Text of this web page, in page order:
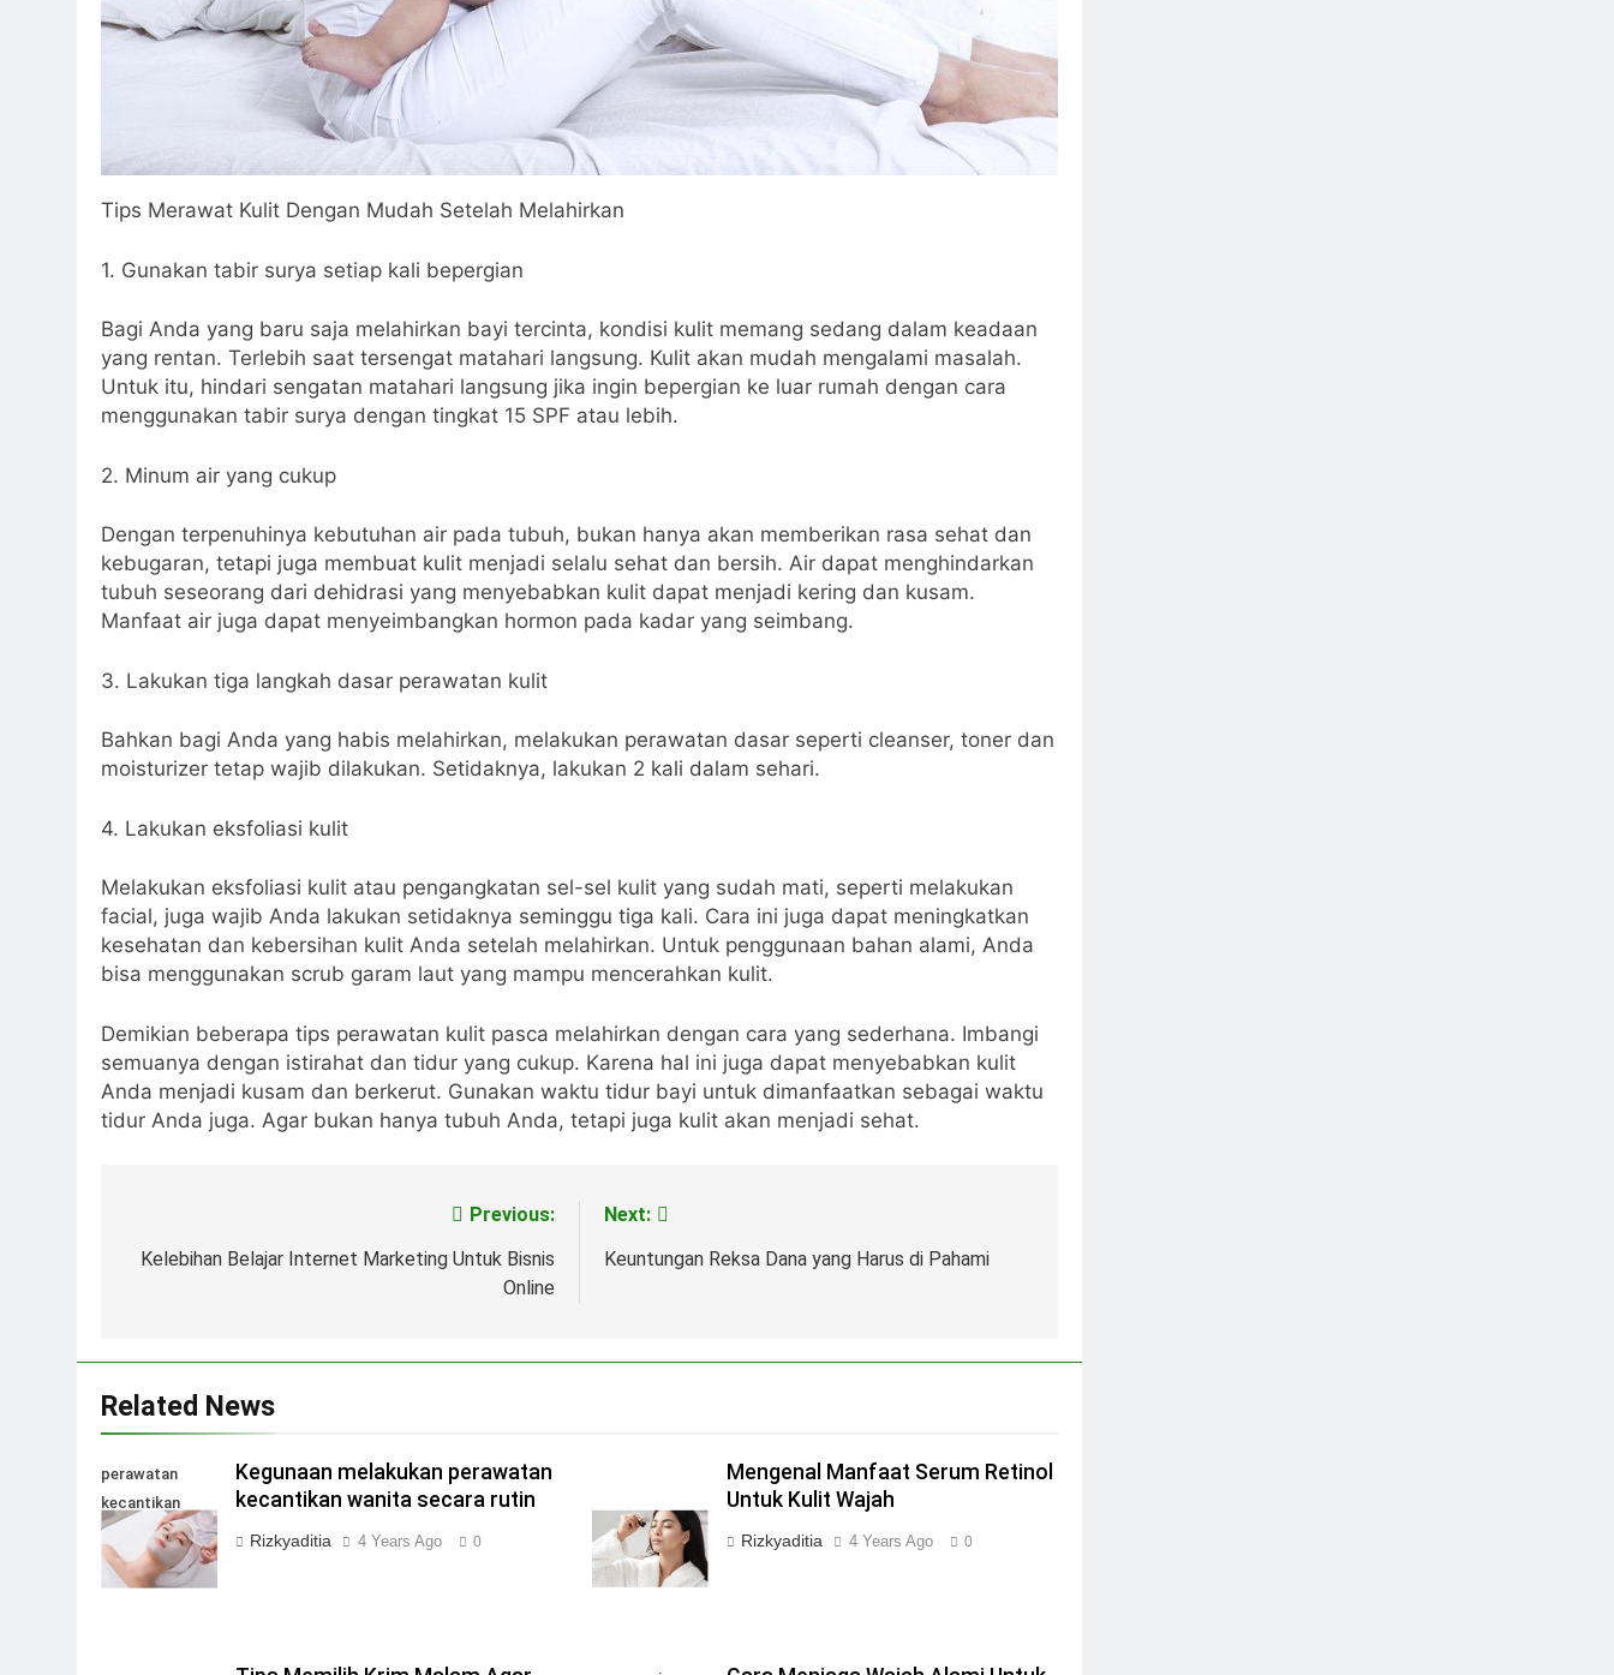
Tips Merawat Kulit Dengan Mudah Setelah Melahirkan
1. Gunakan tabir surya setiap kali bepergian
Bagi Anda yang baru saja melahirkan bayi tercinta, kondisi kulit memang sedang dalam keadaan
yang rentan. Terlebih saat tersengat matahari langsung. Kulit akan mudah mengalami masalah.
Untuk itu, hindari sengatan matahari langsung jika ingin bepergian ke luar rumah dengan cara
menggunakan tabir surya dengan tingkat 15 SPF atau lebih.
2. Minum air yang cukup
Dengan terpenuhinya kebutuhan air pada tubuh, bukan hanya akan memberikan rasa sehat dan
kebugaran, tetapi juga membuat kulit menjadi selalu sehat dan bersih. Air dapat menghindarkan
tubuh seseorang dari dehidrasi yang menyebabkan kulit dapat menjadi kering dan kusam.
Manfaat air juga dapat menyeimbangkan hormon pada kadar yang seimbang.
3. Lakukan tiga langkah dasar perawatan kulit
Bahkan bagi Anda yang habis melahirkan, melakukan perawatan dasar seperti cleanser, toner dan
moisturizer tetap wajib dilakukan. Setidaknya, lakukan 2 kali dalam sehari.
4. Lakukan eksfoliasi kulit
Melakukan eksfoliasi kulit atau pengangkatan sel-sel kulit yang sudah mati, seperti melakukan
facial, juga wajib Anda lakukan setidaknya seminggu tiga kali. Cara ini juga dapat meningkatkan
kesehatan dan kebersihan kulit Anda setelah melahirkan. Untuk penggunaan bahan alami, Anda
bisa menggunakan scrub garam laut yang mampu mencerahkan kulit.
Demikian beberapa tips perawatan kulit pasca melahirkan dengan cara yang sederhana. Imbangi
semuanya dengan istirahat dan tidur yang cukup. Karena hal ini juga dapat menyebabkan kulit
Anda menjadi kusam dan berkerut. Gunakan waktu tidur bayi untuk dimanfaatkan sebagai waktu
tidur Anda juga. Agar bukan hanya tubuh Anda, tetapi juga kulit akan menjadi sehat.
navigation
Previous:
Kelebihan Belajar Internet Marketing Untuk Bisnis
Online
Next:
Keuntungan Reksa Dana yang Harus di Pahami
Related News
perawatan
kecantikan
wanita
Kegunaan melakukan perawatan
kecantikan wanita secara rutin
Rizkyaditia 4 Years Ago 0
Mengenal Manfaat Serum Retinol
Untuk Kulit Wajah
Rizkyaditia 4 Years Ago 0